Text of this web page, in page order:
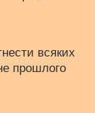
всяких
прошлого